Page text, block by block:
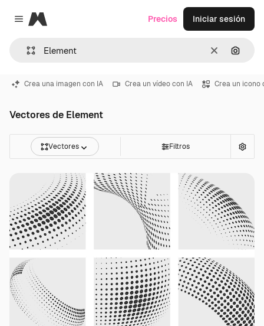
Close menu
Magnific
Borrar
Precios Iniciar sesión
Crea una imagen con IA Crea un vídeo con IA Crea un icono
Vectores de Element
Vectores Filtros